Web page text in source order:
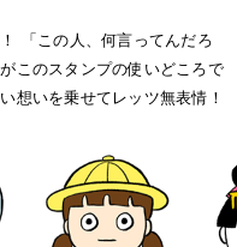
「この人、何言ってんだろ
このスタンプの使いどころで
想いを乗せてレッツ無表情！